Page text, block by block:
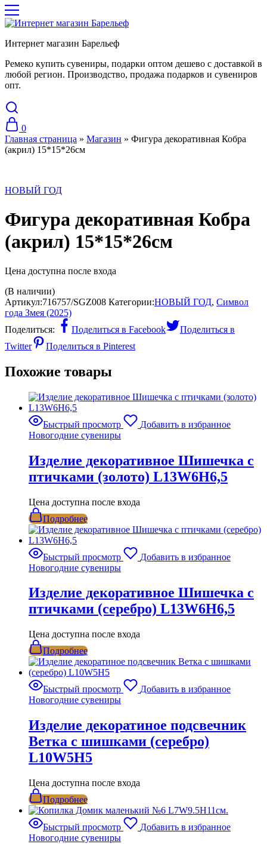
Интернет магазин Барельеф
Ремеко купить сувениры, подарки оптом дешево с доставкой в
любой регион. Производство, продажа подарков и сувениров
опт.
0
Главная страница » Магазин » Фигура декоративная Кобра
(акрил) 15*15*26см
НОВЫЙ ГОД
Фигура декоративная Кобра
(акрил) 15*15*26см
Цена доступна после входа
(В наличии)
Артикул:716757/SGZ008 Категории:НОВЫЙ ГОД, Символ
года Змея (2025)
Поделиться:
Поделиться в Facebook
Поделиться в
Twitter
Поделиться в Pinterest
Похожие товары
Быстрый просмотр
Добавить в избранное
Новогодние сувениры
Изделие декоративное Шишечка с
птичками (золото) L13W6H6,5
Цена доступна после входа
Подробнее
Быстрый просмотр
Добавить в избранное
Новогодние сувениры
Изделие декоративное Шишечка с
птичками (серебро) L13W6H6,5
Цена доступна после входа
Подробнее
Быстрый просмотр
Добавить в избранное
Новогодние сувениры
Изделие декоратиное подсвечник
Ветка с шишками (серебро)
L10W5H5
Цена доступна после входа
Подробнее
Быстрый просмотр
Добавить в избранное
Новогодние сувениры